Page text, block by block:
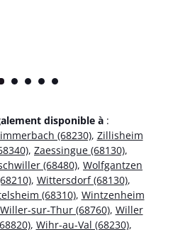
disponible à :
(68230), Zillisheim
, Zaessingue (68130),
(68480), Wolfgantzen
, Wittersdorf (68130),
(68310), Wintzenheim
Willer-sur-Thur (68760), Willer
, Wihr-au-Val (68230),